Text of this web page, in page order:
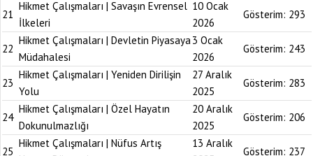
21
Hikmet Çalışmaları | Savaşın Evrensel
İlkeleri
10 Ocak
2026
Gösterim: 293
22
Hikmet Çalışmaları | Devletin Piyasaya
Müdahalesi
3 Ocak
2026
Gösterim: 243
23
Hikmet Çalışmaları | Yeniden Dirilişin
Yolu
27 Aralık
2025
Gösterim: 283
24
Hikmet Çalışmaları | Özel Hayatın
Dokunulmazlığı
20 Aralık
2025
Gösterim: 206
25
Hikmet Çalışmaları | Nüfus Artış
13 Aralık
Gösterim: 237